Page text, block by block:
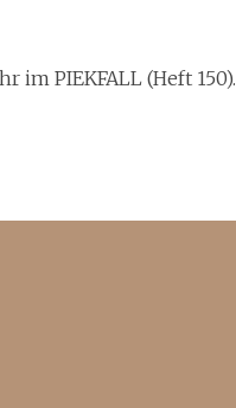
im PIEKFALL (Heft 150).